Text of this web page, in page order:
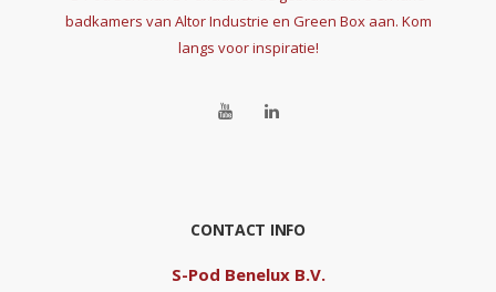
badkamers van Altor Industrie en Green Box aan. Kom
langs voor inspiratie!
CONTACT INFO
S-Pod Benelux B.V.